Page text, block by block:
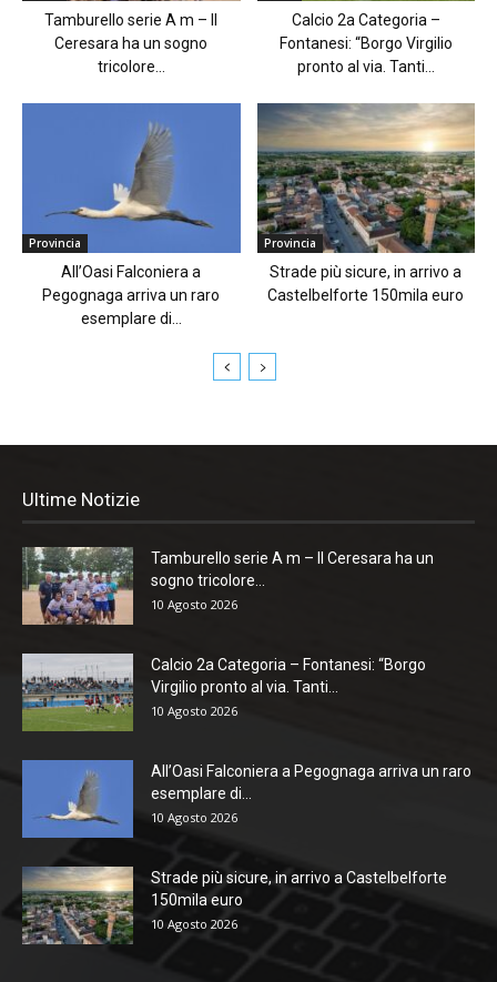
Tamburello serie A m – Il
Ceresara ha un sogno
tricolore...
Calcio 2a Categoria –
Fontanesi: “Borgo Virgilio
pronto al via. Tanti...
Provincia
All’Oasi Falconiera a
Pegognaga arriva un raro
esemplare di...
Provincia
Strade più sicure, in arrivo a
Castelbelforte 150mila euro
Ultime Notizie
Tamburello serie A m – Il Ceresara ha un
sogno tricolore...
10 Agosto 2026
Calcio 2a Categoria – Fontanesi: “Borgo
Virgilio pronto al via. Tanti...
10 Agosto 2026
All’Oasi Falconiera a Pegognaga arriva un raro
esemplare di...
10 Agosto 2026
Strade più sicure, in arrivo a Castelbelforte
150mila euro
10 Agosto 2026